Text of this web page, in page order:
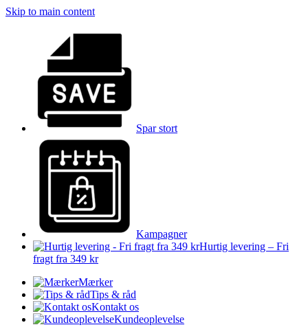
Skip to main content
Spar stort
Kampagner
Hurtig levering – Fri
fragt fra 349 kr
Mærker
Tips & råd
Kontakt os
Kundeoplevelse